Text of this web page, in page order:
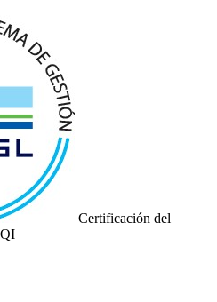
Certificación del